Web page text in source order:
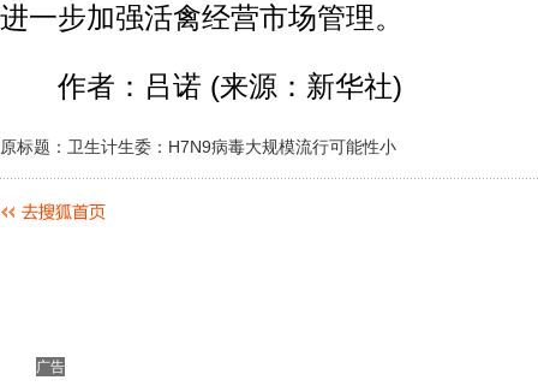
进一步加强活禽经营市场管理。
作者：吕诺 (来源：新华社)
原标题：卫生计生委：H7N9病毒大规模流行可能性小
广告